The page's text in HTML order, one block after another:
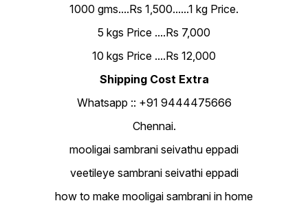
1000 gms....Rs 1,500......1 kg Price.
5 kgs Price ....Rs 7,000
10 kgs Price ....Rs 12,000
Shipping Cost Extra
Whatsapp :: +91 9444475666
Chennai.
mooligai sambrani seivathu eppadi
veetileye sambrani seivathi eppadi
how to make mooligai sambrani in home